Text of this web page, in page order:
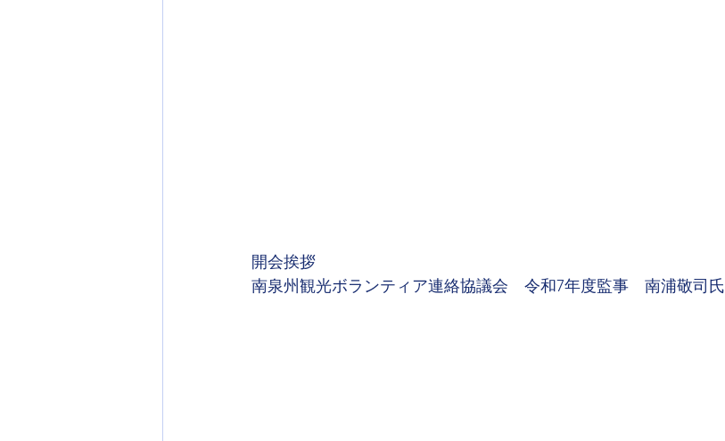
開会挨拶
南泉州観光ボランティア連絡協議会　令和7年度監事　南浦敬司氏